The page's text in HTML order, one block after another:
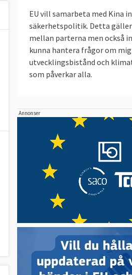
EU vill samarbeta med Kina
säkerhetspolitik. Detta
mellan parterna men också
kunna hantera frågor om
utvecklingsbistånd och
som påverkar alla.
Annonser